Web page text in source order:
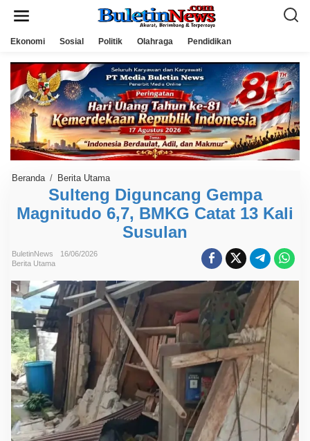
Ekonomi Sosial Politik Olahraga Pendidikan
Beranda / Berita Utama
t
e
u
n
c
a
G
e
m
p
a
M
a
g
Sulteng Diguncang Gempa
Magnitudo 6,7, BMKG Catat 13 Kali
Susulan
BuletinNews
16/06/2026
Berita Utama